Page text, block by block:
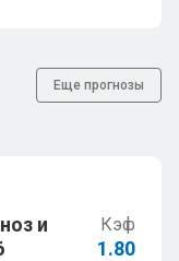
Еще прогнозы
и
Кэф
1.80